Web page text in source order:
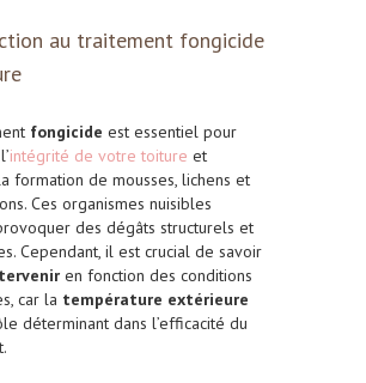
au traitement fongicide
fongicide est essentiel pour
intégrité de votre toiture et
formation de mousses, lichens et
Ces organismes nuisibles
des dégâts structurels et
Cependant, il est crucial de savoir
en fonction des conditions
car la température extérieure
déterminant dans l’efficacité du